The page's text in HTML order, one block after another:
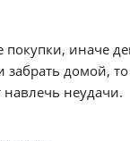
иначе
домой,
неудачи.